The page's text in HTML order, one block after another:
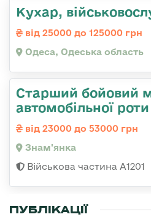
Кухар,
від 25000 до 125000 грн
Одеса, Одеська область
Старший бойовий
автомобільної роти
від 23000 до 53000 грн
Знам'янка
Військова частина А1201
ПУБЛІКАЦІЇ